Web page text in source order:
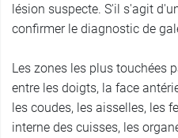
lésion suspecte. S'il s'agit
confirmer le diagnostic de
Les zones les plus touchées
entre les doigts, la face
les coudes, les aisselles, les
interne des cuisses, les